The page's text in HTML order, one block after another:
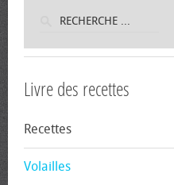
Livre des recettes
Recettes
Volailles